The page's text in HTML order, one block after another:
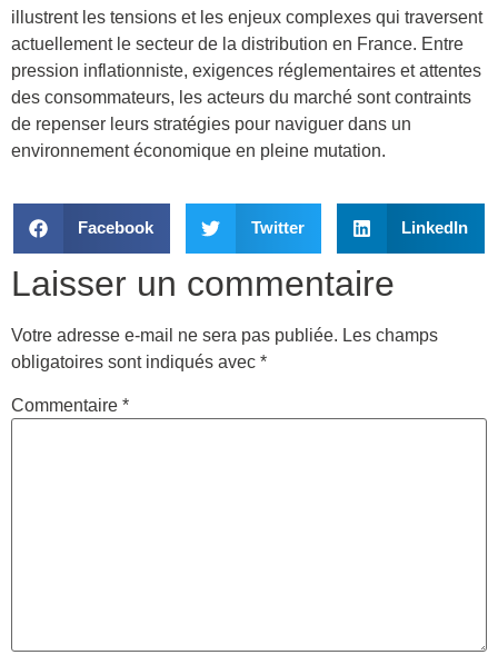
illustrent les tensions et les enjeux complexes qui traversent
actuellement le secteur de la distribution en France. Entre
pression inflationniste, exigences réglementaires et attentes
des consommateurs, les acteurs du marché sont contraints
de repenser leurs stratégies pour naviguer dans un
environnement économique en pleine mutation.
Facebook Twitter LinkedIn
Laisser un commentaire
Votre adresse e-mail ne sera pas publiée. Les champs
obligatoires sont indiqués avec *
Commentaire *